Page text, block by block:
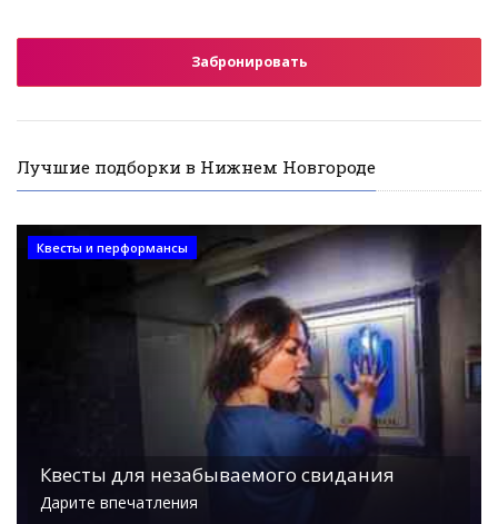
Забронировать
Лучшие подборки в Нижнем Новгороде
Квесты и перформансы
Квесты для незабываемого свидания
Дарите впечатления